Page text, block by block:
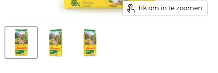
Tik om in te zoomen